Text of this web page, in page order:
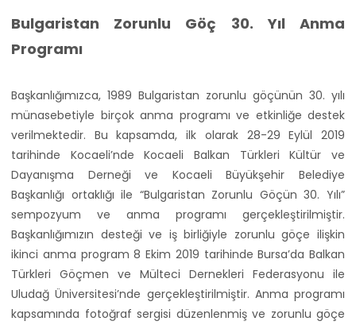
Bulgaristan Zorunlu Göç 30. Yıl Anma
Programı
Başkanlığımızca, 1989 Bulgaristan zorunlu göçünün 30. yılı
münasebetiyle birçok anma programı ve etkinliğe destek
verilmektedir. Bu kapsamda, ilk olarak 28-29 Eylül 2019
tarihinde Kocaeli’nde Kocaeli Balkan Türkleri Kültür ve
Dayanışma Derneği ve Kocaeli Büyükşehir Belediye
Başkanlığı ortaklığı ile “Bulgaristan Zorunlu Göçün 30. Yılı”
sempozyum ve anma programı gerçekleştirilmiştir.
Başkanlığımızın desteği ve iş birliğiyle zorunlu göçe ilişkin
ikinci anma program 8 Ekim 2019 tarihinde Bursa’da Balkan
Türkleri Göçmen ve Mülteci Dernekleri Federasyonu ile
Uludağ Üniversitesi’nde gerçekleştirilmiştir. Anma programı
kapsamında fotoğraf sergisi düzenlenmiş ve zorunlu göçe